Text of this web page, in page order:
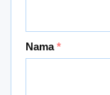
Nama*